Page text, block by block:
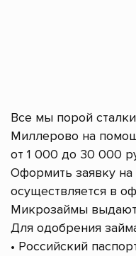
Все мы порой
Миллерово на
от 1 000 до 30 000
Оформить заявку
осуществляется в
Микрозаймы
Для одобрения
• Российский